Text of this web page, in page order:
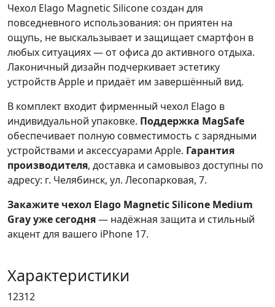
Чехол Elago Magnetic Silicone создан для
повседневного использования: он приятен на
ощупь, не выскальзывает и защищает смартфон в
любых ситуациях — от офиса до активного отдыха.
Лаконичный дизайн подчеркивает эстетику
устройств Apple и придаёт им завершённый вид.
В комплект входит фирменный чехол Elago в
индивидуальной упаковке. Поддержка MagSafe
обеспечивает полную совместимость с зарядными
устройствами и аксессуарами Apple. Гарантия
производителя, доставка и самовывоз доступны по
адресу: г. Челябинск, ул. Лесопарковая, 7.
Закажите чехол Elago Magnetic Silicone Medium
Gray уже сегодня— надёжная защита и стильный
акцент для вашего iPhone 17.
Характеристики
12312